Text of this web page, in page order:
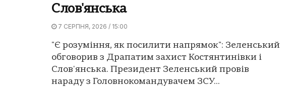
Слов'янська
7 СЕРПНЯ, 2026 / 15:00
"Є розуміння, як посилити напрямок": Зеленський
обговорив з Драпатим захист Костянтинівки і
Слов'янська. Президент Зеленський провів
нараду з Головнокомандувачем ЗСУ...